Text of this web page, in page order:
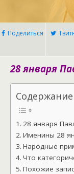
Поделиться
28 января
Содержание
28 января
Именины 28
Народные
Что
Похожие